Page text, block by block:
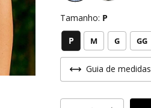
Tamanho: P
P M G GG
Guia de medidas